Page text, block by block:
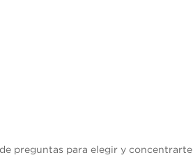
de 2025
preguntas para elegir y concentrarte